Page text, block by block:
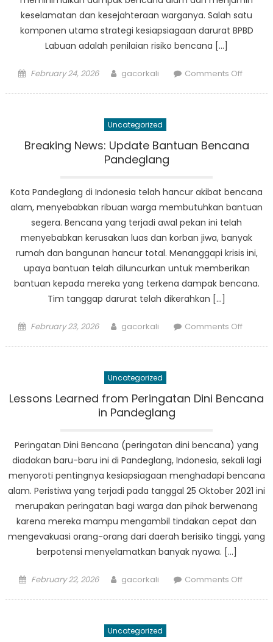
keselamatan dan kesejahteraan warganya. Salah satu
komponen utama strategi kesiapsiagaan darurat BPBD
Labuan adalah penilaian risiko bencana […]
Posted
February 24, 2026 Author
gacorkali Comments Offon
Labuan:
Lain
Uncategorized
Breaking News: Update Bantuan Bencana
Pandeglang
Kota Pandeglang di Indonesia telah hancur akibat bencana
alam, menyebabkan ribuan warga membutuhkan bantuan
segera. Bencana yang terjadi awal pekan ini telah
menyebabkan kerusakan luas dan korban jiwa, banyak
rumah dan bangunan hancur total. Menanggapi krisis ini,
upaya bantuan telah diluncurkan untuk memberikan
bantuan kepada mereka yang terkena dampak bencana.
Tim tanggap darurat telah dikerahkan […]
Posted
February 23, 2026 Author
gacorkali Comments Offon
Uncategorized
Lessons Learned from Peringatan Dini Bencana
in Pandeglang
Peringatan Dini Bencana (peringatan dini bencana) yang
diadakan baru-baru ini di Pandeglang, Indonesia, sekali lagi
menyoroti pentingnya kesiapsiagaan menghadapi bencana
alam. Peristiwa yang terjadi pada tanggal 25 Oktober 2021 ini
merupakan peringatan bagi warga dan pihak berwenang
karena mereka mampu mengambil tindakan cepat dan
mengevakuasi orang-orang dari daerah berisiko tinggi, yang
berpotensi menyelamatkan banyak nyawa. […]
Posted
February 22, 2026 Author
gacorkali Comments Offon
Uncategorized